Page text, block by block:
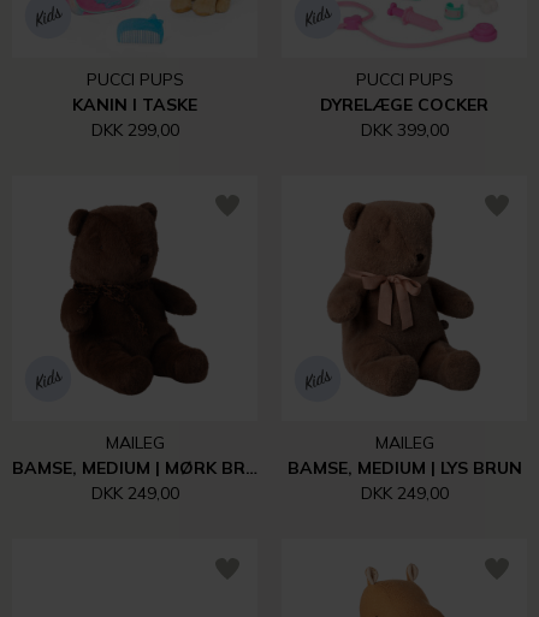
PUCCI PUPS
KANIN I TASKE
DKK 299,00
PUCCI PUPS
DYRELÆGE COCKER
DKK 399,00
MAILEG
BAMSE, MEDIUM | MØRK BRUN
DKK 249,00
MAILEG
BAMSE, MEDIUM | LYS BRUN
DKK 249,00